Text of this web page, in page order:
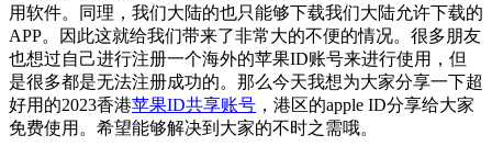
用软件。同理，我们大陆的也只能够下载我们大陆允许下载的
APP。因此这就给我们带来了非常大的不便的情况。很多朋友
也想过自己进行注册一个海外的苹果ID账号来进行使用，但
是很多都是无法注册成功的。那么今天我想为大家分享一下超
好用的2023香港苹果ID共享账号 ，港区的apple ID分享给大家
免费使用。希望能够解决到大家的不时之需哦。